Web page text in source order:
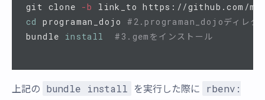
git clone -b
link_to https://github.com/
cd programan_dojo #2.programan_dojoディレク
bundle install #3.gemをインストール
上記の bundle install を実行した際に
rbenv: